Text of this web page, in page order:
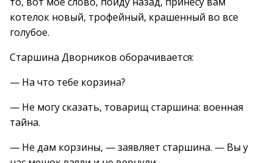
котелок новый, трофейный, крашенный во все
голубое.
Старшина Дворников оборачивается:
— На что тебе корзина?
— Не могу сказать, товарищ старшина: военная
тайна.
— Не дам корзины, — заявляет старшина. — Вы у